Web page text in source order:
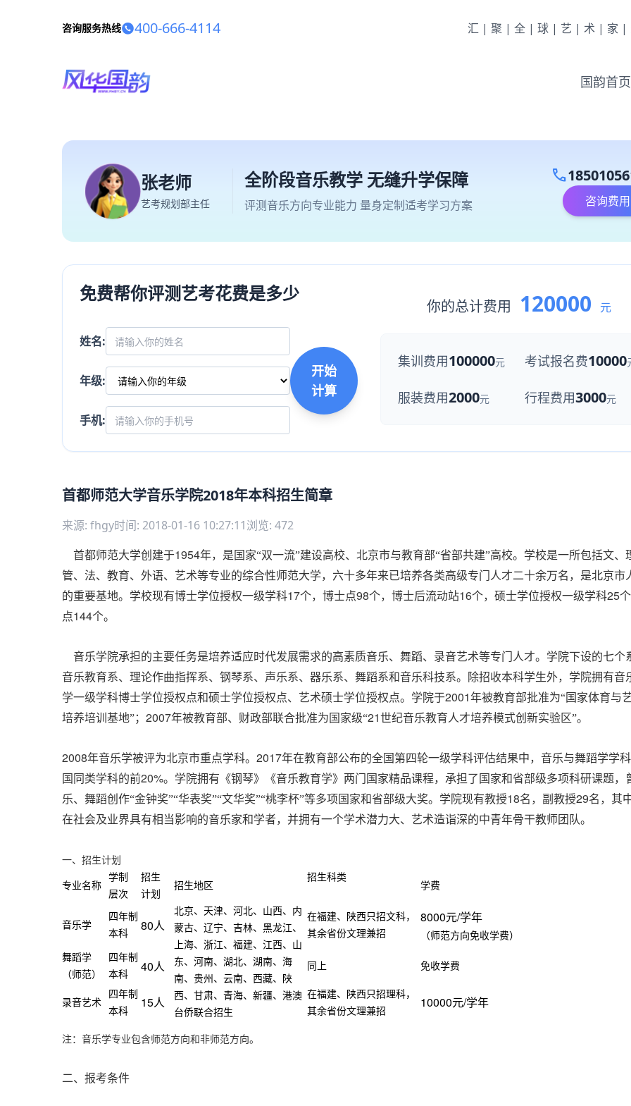
咨询服务热线 400-666-4114 汇|聚|全|球|艺|术|家|
国韵首页
张老师
艺考规划部主任
全阶段音乐教学 无缝升学保障
评测音乐方向专业能力 量身定制适考学习方案
call
咨询费用
免费帮你评测艺考花费是多少
姓名:
年级:
手机:
开始
计算
你的总计费用 120000 元
集训费用100000元 考试报名费10000
服装费用2000元 行程费用3000元
首都师范大学音乐学院2018年本科招生简章
来源: fhgy时间: 2018-01-16 10:27:11浏览: 472
首都师范大学创建于1954年，是国家“双一流”建设高校、北京市与教育部“省部共建”高校。学校是一所包括文、
管、法、教育、外语、艺术等专业的综合性师范大学，六十多年来已培养各类高级专门人才二十余万名，是北京市
的重要基地。学校现有博士学位授权一级学科17个，博士点98个，博士后流动站16个，硕士学位授权一级学科25
点144个。
音乐学院承担的主要任务是培养适应时代发展需求的高素质音乐、舞蹈、录音艺术等专门人才。学院下设的七个
音乐教育系、理论作曲指挥系、钢琴系、声乐系、器乐系、舞蹈系和音乐科技系。除招收本科学生外，学院拥有音
学一级学科博士学位授权点和硕士学位授权点、艺术硕士学位授权点。学院于2001年被教育部批准为“国家体育与
培养培训基地”； 2007年被教育部、财政部联合批准为国家级“21世纪音乐教育人才培养模式创新实验区”。
2008年音乐学被评为北京市重点学科。 2017年在教育部公布的全国第四轮一级学科评估结果中，音乐与舞蹈学学
国同类学科的前20%。学院拥有《钢琴》《音乐教育学》两门国家精品课程，承担了国家和省部级多项科研课题，
乐、舞蹈创作“金钟奖”“华表奖”“文华奖”“桃李杯”等多项国家和省部级大奖。学院现有教授18名，副教授29名，其
在社会及业界具有相当影响的音乐家和学者，并拥有一个学术潜力大、艺术造诣深的中青年骨干教师团队。
一、招生计划
专业名称
学制
层次
招生
计划
招生地区
招生科类
学费
音乐学
四年制
本科
80人
北京、天津、河北、山西、内
蒙古、辽宁、吉林、黑龙江、
上海、浙江、福建、江西、山
东、河南、湖北、湖南、海
南、贵州、云南、西藏、陕
西、甘肃、青海、新疆、港澳
台侨联合招生
在福建、陕西只招文科，
其余省份文理兼招
8000元/学年
（师范方向免收学费）
舞蹈学
（师范）
四年制
本科
40人 同上 免收学费
录音艺术
四年制
本科
15人
在福建、陕西只招理科，
其余省份文理兼招
10000元/学年
注：音乐学专业包含师范方向和非师范方向。
二、报考条件